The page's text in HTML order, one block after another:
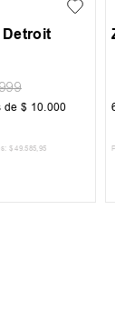
Detroit
de $ 10.000
$ 49 .585 95